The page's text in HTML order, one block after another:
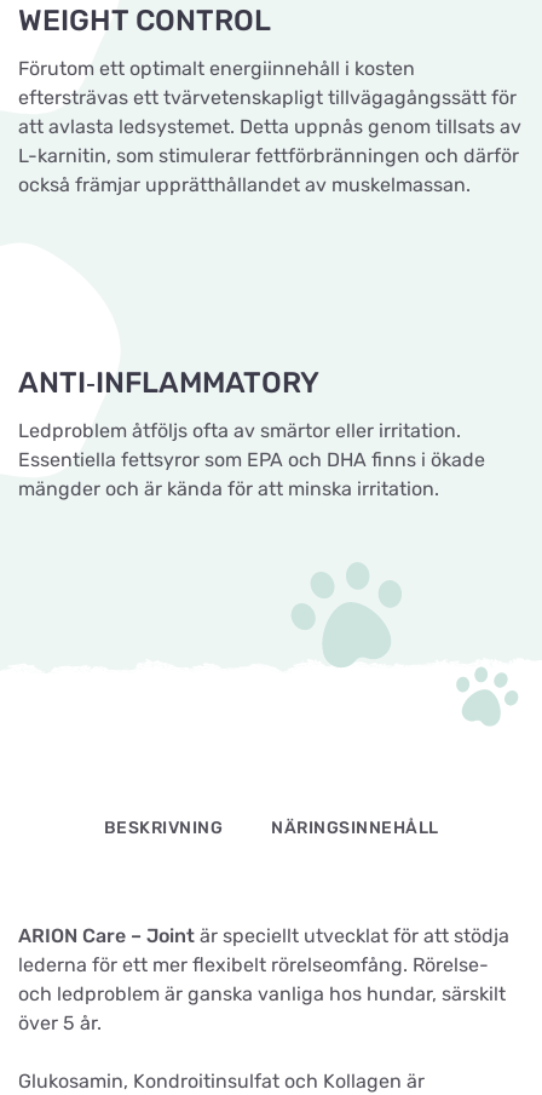
WEIGHT CONTROL
Förutom ett optimalt energiinnehåll i kosten
eftersträvas ett tvärvetenskapligt tillvägagångssätt för
att avlasta ledsystemet. Detta uppnås genom tillsats av
L-karnitin, som stimulerar fettförbränningen och därför
också främjar upprätthållandet av muskelmassan.
ANTI‐INFLAMMATORY
Ledproblem åtföljs ofta av smärtor eller irritation.
Essentiella fettsyror som EPA och DHA finns i ökade
mängder och är kända för att minska irritation.
BESKRIVNING NÄRINGSINNEHÅLL
ARION Care – Joint är speciellt utvecklat för att stödja
lederna för ett mer flexibelt rörelseomfång. Rörelse-
och ledproblem är ganska vanliga hos hundar, särskilt
över 5 år.
Glukosamin, Kondroitinsulfat och Kollagen är